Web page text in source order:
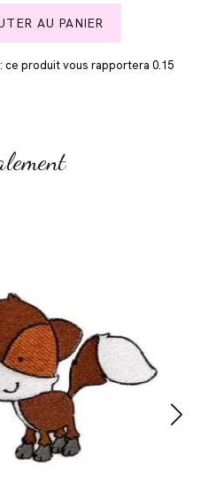
AU PANIER
ce produit vous rapportera 0.15